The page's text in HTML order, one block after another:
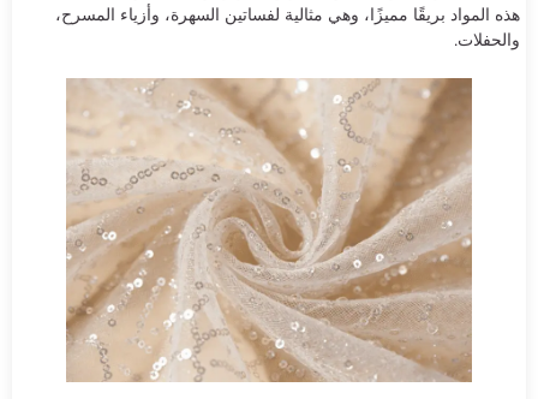
هذه المواد بريقًا مميزًا، وهي مثالية لفساتين السهرة، وأزياء المسرح،
والحفلات.